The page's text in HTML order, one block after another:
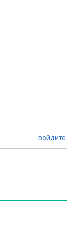
войдите